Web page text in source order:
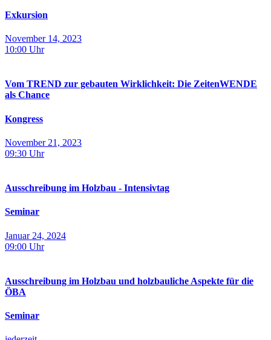
Exkursion
November 14, 2023
10:00 Uhr
Vom TREND zur gebauten Wirklichkeit: Die ZeitenWENDE
als Chance
Kongress
November 21, 2023
09:30 Uhr
Ausschreibung im Holzbau - Intensivtag
Seminar
Januar 24, 2024
09:00 Uhr
Ausschreibung im Holzbau und holzbauliche Aspekte für die
ÖBA
Seminar